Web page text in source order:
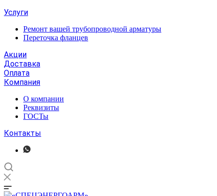
Услуги
Ремонт вашей трубопроводной арматуры
Переточка фланцев
Акции
Доставка
Оплата
Компания
О компании
Реквизиты
ГОСТы
Контакты